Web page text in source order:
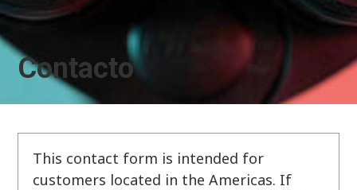
Contacto
This contact form is intended for
customers located in the Americas. If